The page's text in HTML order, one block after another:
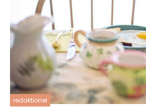
redaktionel